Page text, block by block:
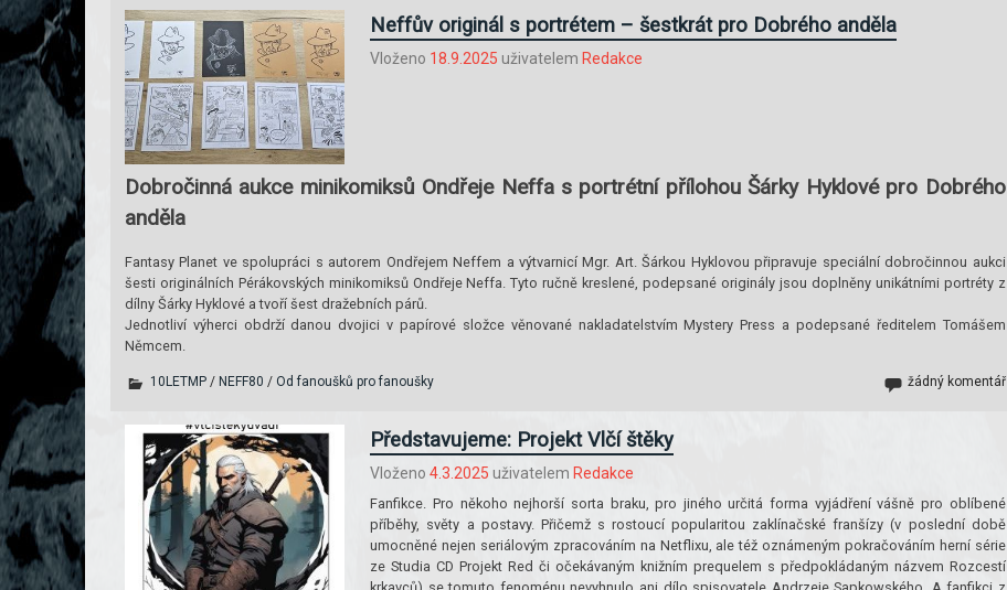
Neffův originál s portrétem – šestkrát pro Dobrého anděla
Vloženo 18.9.2025 uživatelem Redakce
Dobročinná aukce minikomiksů Ondřeje Neffa s portrétní přílohou Šárky Hyklové pro Dobrého
anděla
Fantasy Planet ve spolupráci s autorem Ondřejem Neffem a výtvarnicí Mgr. Art. Šárkou Hyklovou připravuje speciální dobročinnou aukci
šesti originálních Pérákovských minikomiksů Ondřeje Neffa. Tyto ručně kreslené, podepsané originály jsou doplněny unikátními portréty z
dílny Šárky Hyklové a tvoří šest dražebních párů.
Jednotliví výherci obdrží danou dvojici v papírové složce věnované nakladatelstvím Mystery Press a podepsané ředitelem Tomášem
Němcem.
10LETMP/ NEFF80 / Od fanoušků pro fanoušky žádný komentář
Představujeme: Projekt Vlčí štěky
Vloženo4.3.2025 uživatelem Redakce
Fanfikce. Pro někoho nejhorší sorta braku, pro jiného určitá forma vyjádření vášně pro oblíbené
příběhy, světy a postavy. Přičemž s rostoucí popularitou zaklínačské franšízy (v poslední době
umocněné nejen seriálovým zpracováním na Netflixu, ale též oznámeným pokračováním herní série
ze Studia CD Projekt Red či očekávaným knižním prequelem s předpokládaným názvem Rozcestí